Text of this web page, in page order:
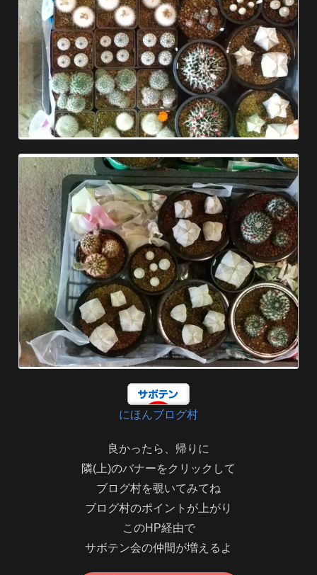
にほんブログ村
良かったら、帰りに
隣(上)のバナーをクリックして
ブログ村を覗いてみてね
ブログ村のポイントが上がり
このHP経由で
サボテン会の仲間が増えるよ